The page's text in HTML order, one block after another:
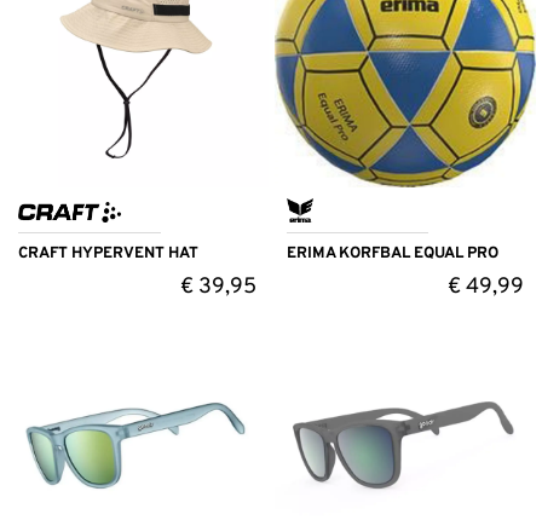
CRAFT HYPERVENT HAT
€39,95
ERIMA KORFBAL EQUAL PRO
€49,99